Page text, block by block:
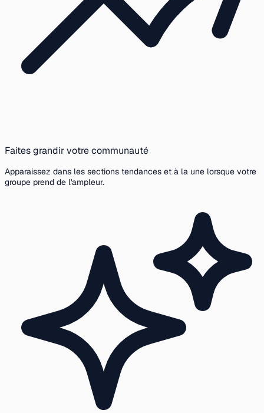
Faites grandir votre communauté
Apparaissez dans les sections tendances et à la une lorsque votre
groupe prend de l'ampleur.